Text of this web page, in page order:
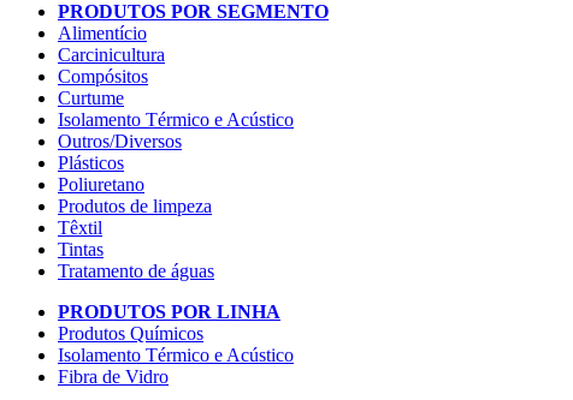
PRODUTOS POR SEGMENTO
Alimentício
Carcinicultura
Compósitos
Curtume
Isolamento Térmico e Acústico
Outros/Diversos
Plásticos
Poliuretano
Produtos de limpeza
Têxtil
Tintas
Tratamento de águas
PRODUTOS POR LINHA
Produtos Químicos
Isolamento Térmico e Acústico
Fibra de Vidro